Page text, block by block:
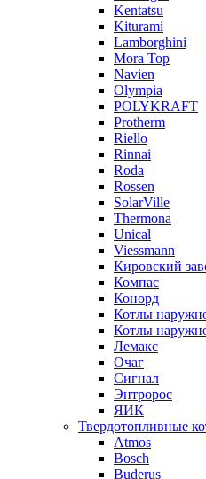
Kentatsu
Kiturami
Lamborghini
Mora Top
Navien
Olympia
POLYKRAFT
Protherm
Riello
Rinnai
Roda
Rossen
SolarVille
Thermona
Unical
Viessmann
Кировский
Компас
Конорд
Котлы
Котлы
Лемакс
Очаг
Сигнал
Энтророс
ЯИК
Твердотопливные
Atmos
Bosch
Buderus